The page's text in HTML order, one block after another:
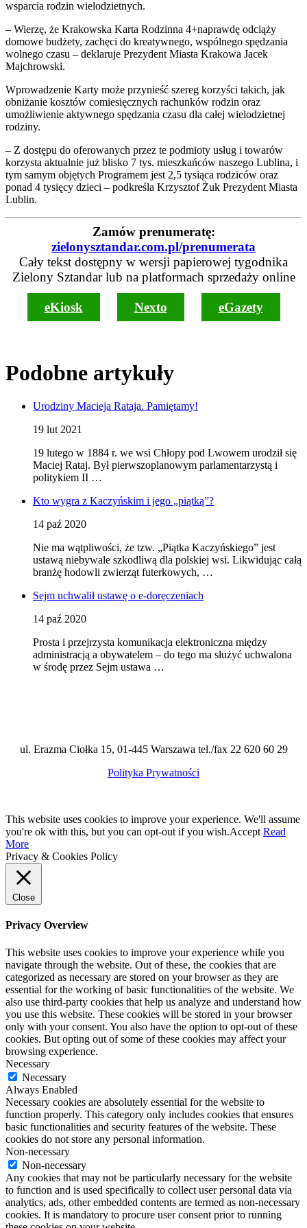
wsparcia rodzin wielodzietnych.
– Wierzę, że Krakowska Karta Rodzinna 4+naprawdę odciąży
domowe budżety, zachęci do kreatywnego, wspólnego spędzania
wolnego czasu – deklaruje Prezydent Miasta Krakowa Jacek
Majchrowski.
Wprowadzenie Karty może przynieść szereg korzyści takich, jak
obniżanie kosztów comiesięcznych rachunków rodzin oraz
umożliwienie aktywnego spędzania czasu dla całej wielodzietnej
rodziny.
– Z dostępu do oferowanych przez te podmioty usług i towarów
korzysta aktualnie już blisko 7 tys. mieszkańców naszego Lublina, i
tym samym objętych Programem jest 2,5 tysiąca rodziców oraz
ponad 4 tysięcy dzieci – podkreśla Krzysztof Żuk Prezydent Miasta
Lublin.
Zamów prenumeratę:
zielonysztandar.com.pl/prenumerata
Cały tekst dostępny w wersji papierowej tygodnika
Zielony Sztandar lub na platformach sprzedaży online
eKiosk Nexto eGazety
Podobne artykuły
Urodziny Macieja Rataja. Pamiętamy!
19 lut 2021
19 lutego w 1884 r. we wsi Chłopy pod Lwowem urodził się
Maciej Rataj. Był pierwszoplanowym parlamentarzystą i
politykiem II …
Kto wygra z Kaczyńskim i jego „piątką”?
14 paź 2020
Nie ma wątpliwości, że tzw. „Piątka Kaczyńskiego” jest
ustawą niebywale szkodliwą dla polskiej wsi. Likwidując całą
branżę hodowli zwierząt futerkowych, …
Sejm uchwalił ustawę o e-doręczeniach
14 paź 2020
Prosta i przejrzysta komunikacja elektroniczna między
administracją a obywatelem – do tego ma służyć uchwalona
w środę przez Sejm ustawa …
ul. Erazma Ciołka 15, 01-445 Warszawa tel./fax 22 620 60 29
Polityka Prywatności
This website uses cookies to improve your experience. We'll assume
you're ok with this, but you can opt-out if you wish.Accept Read
More
Privacy & Cookies Policy
Close
Privacy Overview
This website uses cookies to improve your experience while you
navigate through the website. Out of these, the cookies that are
categorized as necessary are stored on your browser as they are
essential for the working of basic functionalities of the website. We
also use third-party cookies that help us analyze and understand how
you use this website. These cookies will be stored in your browser
only with your consent. You also have the option to opt-out of these
cookies. But opting out of some of these cookies may affect your
browsing experience.
Necessary
Necessary
Always Enabled
Necessary cookies are absolutely essential for the website to
function properly. This category only includes cookies that ensures
basic functionalities and security features of the website. These
cookies do not store any personal information.
Non-necessary
Non-necessary
Any cookies that may not be particularly necessary for the website
to function and is used specifically to collect user personal data via
analytics, ads, other embedded contents are termed as non-necessary
cookies. It is mandatory to procure user consent prior to running